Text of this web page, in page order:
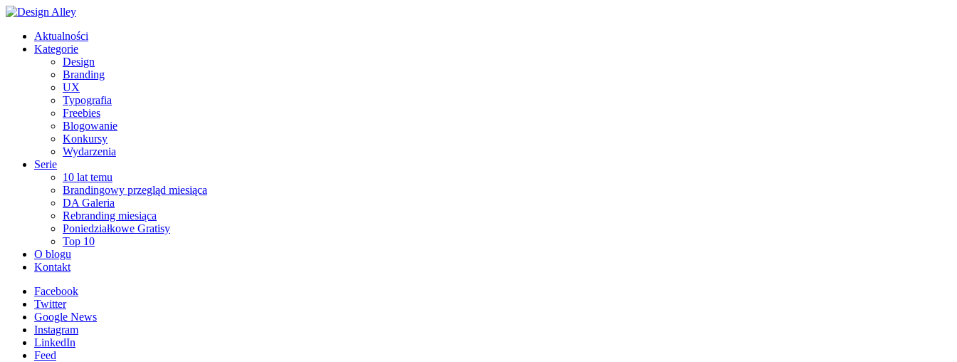
Aktualności
Kategorie
Design
Branding
UX
Typografia
Freebies
Blogowanie
Konkursy
Wydarzenia
Serie
10 lat temu
Brandingowy przegląd miesiąca
DA Galeria
Rebranding miesiąca
Poniedziałkowe Gratisy
Top 10
O blogu
Kontakt
Facebook
Twitter
Google News
Instagram
LinkedIn
Feed